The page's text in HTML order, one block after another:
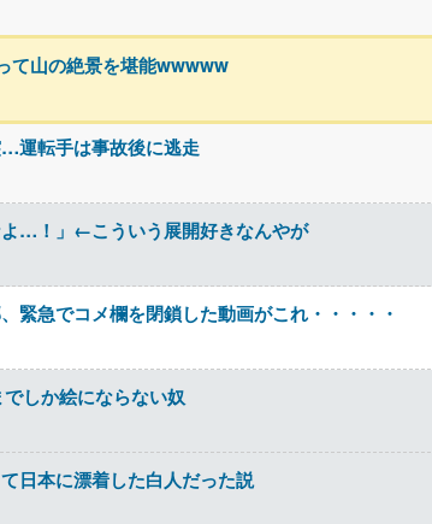
て山の絶景を堪能wwwww
運転手は事故後に逃走
…！」←こういう展開好きなんやが
緊急でコメ欄を閉鎖した動画がこれ・・・・・
しか絵にならない奴
日本に漂着した白人だった説